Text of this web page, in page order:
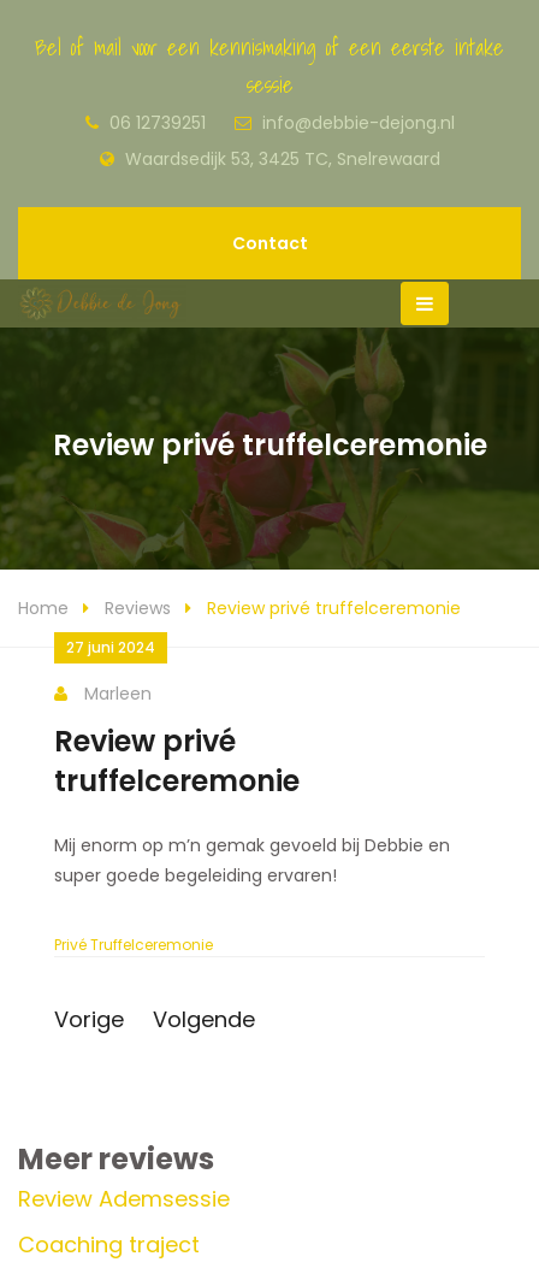
Bel of mail voor een kennismaking of een eerste intake
sessie
06 12739251
info@debbie-dejong.nl
Waardsedijk 53, 3425 TC, Snelrewaard
Contact
Review privé truffelceremonie
Home Reviews Review privé truffelceremonie
27 juni 2024
Marleen
Review privé
truffelceremonie
Mij enorm op m’n gemak gevoeld bij Debbie en
super goede begeleiding ervaren!
Privé Truffelceremonie
Vorige Volgende
Meer reviews
Review Ademsessie
Coaching traject